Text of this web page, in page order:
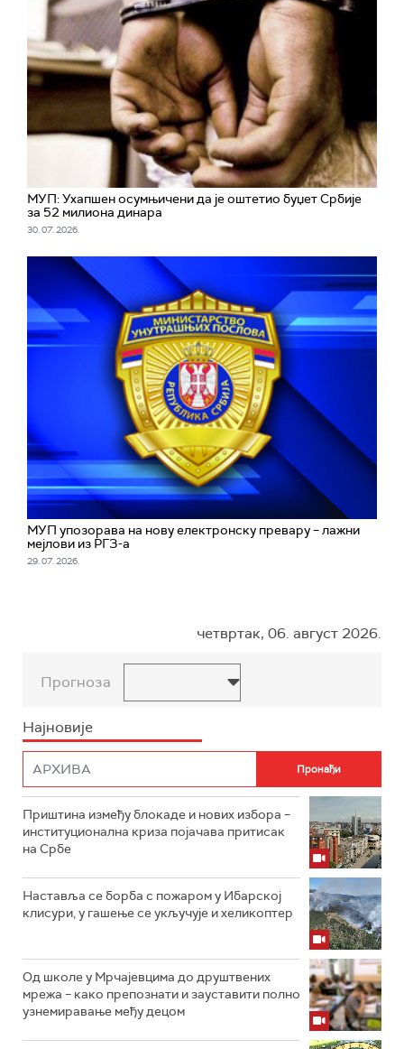
МУП: Ухапшен осумњичени да је оштетио буџет Србије
за 52 милиона динара
30. 07. 2026.
МУП упозорава на нову електронску превару – лажни
мејлови из РГЗ-а
29. 07. 2026.
четвртак, 06. август 2026.
Прогноза
Најновије
Приштина између блокаде и нових избора –
институционална криза појачава притисак
на Србе
Наставља се борба с пожаром у Ибарској
клисури, у гашење се укључује и хеликоптер
Од школе у Мрчајевцима до друштвених
мрежа – како препознати и зауставити полно
узнемиравање међу децом